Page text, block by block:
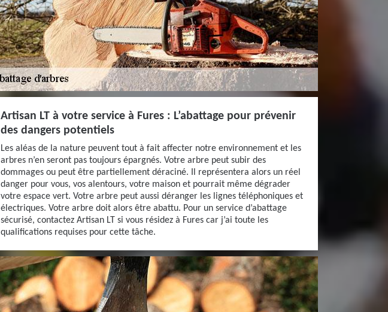
Artisan LT à votre service à Fures : L’abattage pour prévenir
des dangers potentiels
Les aléas de la nature peuvent tout à fait affecter notre environnement et les
arbres n’en seront pas toujours épargnés. Votre arbre peut subir des
dommages ou peut être partiellement déraciné. Il représentera alors un réel
danger pour vous, vos alentours, votre maison et pourrait même dégrader
votre espace vert. Votre arbre peut aussi déranger les lignes téléphoniques et
électriques. Votre arbre doit alors être abattu. Pour un service d’abattage
sécurisé, contactez Artisan LT si vous résidez à Fures car j’ai toute les
qualifications requises pour cette tâche.